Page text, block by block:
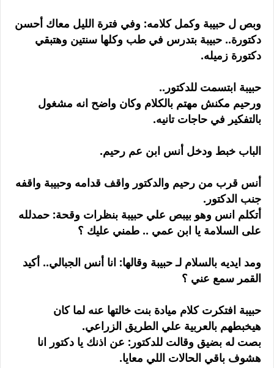
وبص ل حبيبة وكمل كلامه: وفي فترة الليل معاك أحسن
دكتورة.. حبيبة بتدرس في طب وكلها سنتين وهتبقي
دكتورة زميله.
حبيبة ابتسمت للدكتور..
ورحيم مكنش مهتم بالكلام وكان واضح انه مشغول
بالتفكير في حاجات تانيه.
الباب خبط ودخل أنس ابن عم رحيم.
أنس قرب من رحيم والدكتور واقف قدامه وحبيبة واقفه
جنب الدكتور.
أتكلم انس وهو بيبص علي حبيبة بنظرات وقحة: حمدلله
على السلامة يا ابن عمي .. طمني عليك ؟
ومد ايديه بالسلام لـ حبيبة وقالها: انا أنس الجبالي.. أكيد
القمر سمع عني ؟
حبيبة افتكرت كلام ميادة بنت خالتها عنه لما كان
هيخبطهم بالعربية علي الطريق الزراعي.
بصت له بضيق وقالت للدكتور: عن اذنك يا دكتور انا
هشوف باقي الحالات اللي معايا.